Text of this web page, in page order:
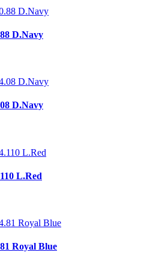
D.Navy
D.Navy
L.Red
Royal Blue